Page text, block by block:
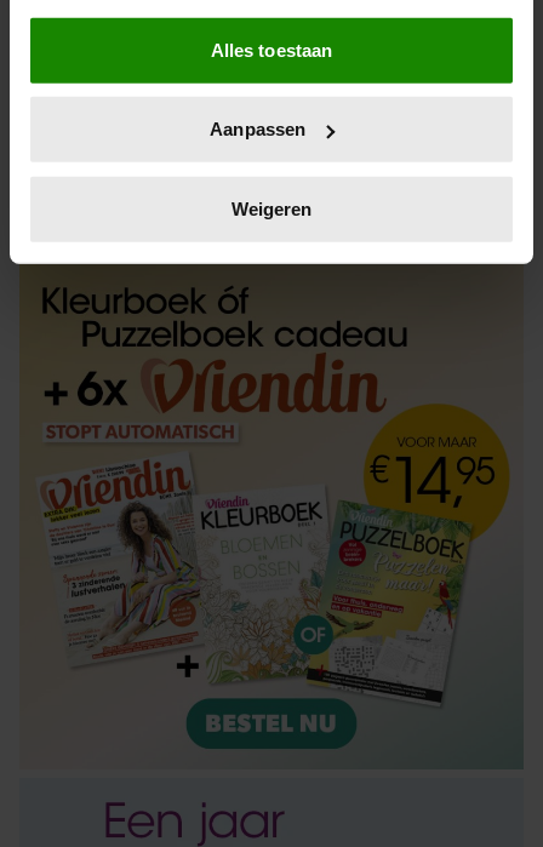
Als u het toestaat, willen we ook graag:
Informatie verzamelen over uw geografische
locatie, die tot een paar meter nauwkeurig kan zijn
scannen op specifieke eigenschappen (fingerprinting)
verwerkt en stel uw voorkeuren in het
intrekken in de Cookieverklaring.
We gebruiken cookies om content en advertenties te
personaliseren, om functies voor social media te bieden
en om ons websiteverkeer te analyseren. Ook delen we
informatie over uw gebruik van onze site met onze
partners voor social media, adverteren en analyse. Deze
partners kunnen deze gegevens combineren met andere
informatie die u aan ze heeft verstrekt of die ze hebben
verzameld op basis van uw gebruik van hun services. U
gaat akkoord met onze cookies als u onze website blijft
gebruiken.
Alles toestaan
Aanpassen
Weigeren